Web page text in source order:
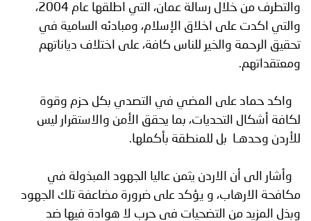
والتطرف من خلال رسالة عمان، التي اطلقها عام 2004،
والتي اكدت على اخلاق الإسلام، ومبادئه السامية في
تحقيق الرحمة والخير للناس كافة، على اختلاف دياناتهم
ومعتقداتهم.
واكد حماد على المضي في التصدي بكل حزم وقوة
لكافة أشكال التحديات، بما يحقق الأمن والاستقرار ليس
للأردن وحدهـا بل للمنطقة بأكملها.
وأشار الى أن الاردن يثمن عاليا الجهود المبذولة في
مكافحة الارهاب، و يؤكد على ضرورة مضاعفة تلك الجهود
وبذل المزيد من التضحيات في حرب لا هوادة فيها ضد